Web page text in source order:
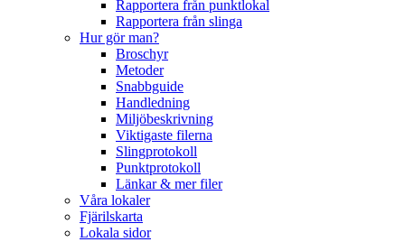
Rapportera från punktlokal
Rapportera från slinga
Hur gör man?
Broschyr
Metoder
Snabbguide
Handledning
Miljöbeskrivning
Viktigaste filerna
Slingprotokoll
Punktprotokoll
Länkar & mer filer
Våra lokaler
Fjärilskarta
Lokala sidor